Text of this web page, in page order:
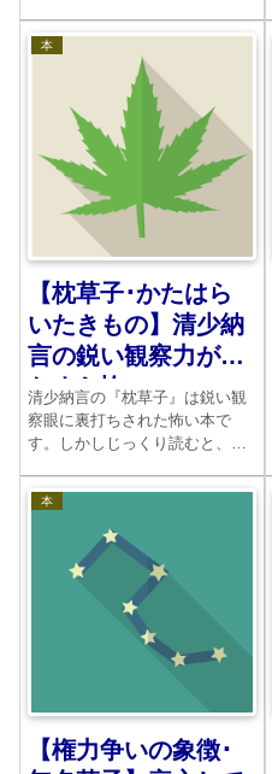
生まれたのかということが示さ
れています。今の時代とは違
う、書くことに対する態度もそ
こには見えて楽しいのです。
本
【枕草子･かたはら
いたきもの】清少納
言の鋭い観察力がひ
たすら怖い
清少納言の『枕草子』は鋭い観
察眼に裏打ちされた怖い本で
す。しかしじっくり読むと、実
はらいたきもの」の章段は彼女
が最も嫌ったものばかりが登場
します。それだけに清少納言と
いう女性の性格が全てあらわれ
ているのです。
本
【権力争いの象徴･